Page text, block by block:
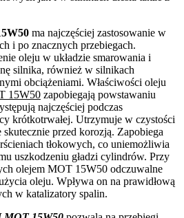
ma najczęściej zastosowanie w
i po znacznych przebiegach.
oleju w układzie smarowania i
silnika, również w silnikach
obciążeniami. Właściwości oleju
15W50 zapobiegają powstawaniu
najczęściej podczas
krótkotrwałej. Utrzymuje w czystości
przed korozją. Zapobiega
tłokowych, co uniemożliwia
uszkodzeniu gładzi cylindrów. Przy
olejem MOT 15W50 odczuwalne
oleju. Wpływa on na prawidłową
w katalizatory spalin.